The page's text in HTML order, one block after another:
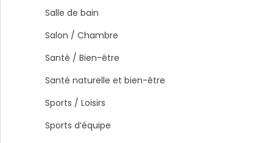
Salle de bain
Salon / Chambre
Santé / Bien-être
Santé naturelle et bien-être
Sports / Loisirs
Sports d’équipe